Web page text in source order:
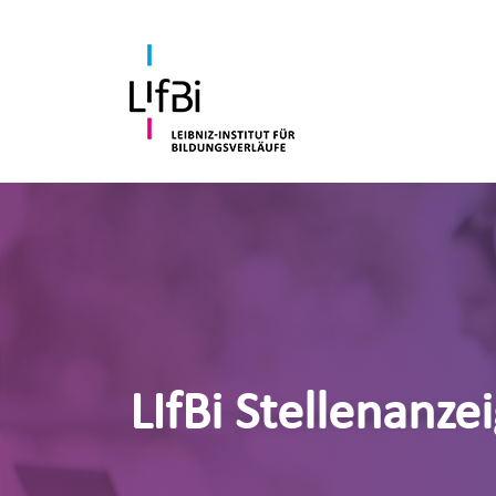
LIfBi